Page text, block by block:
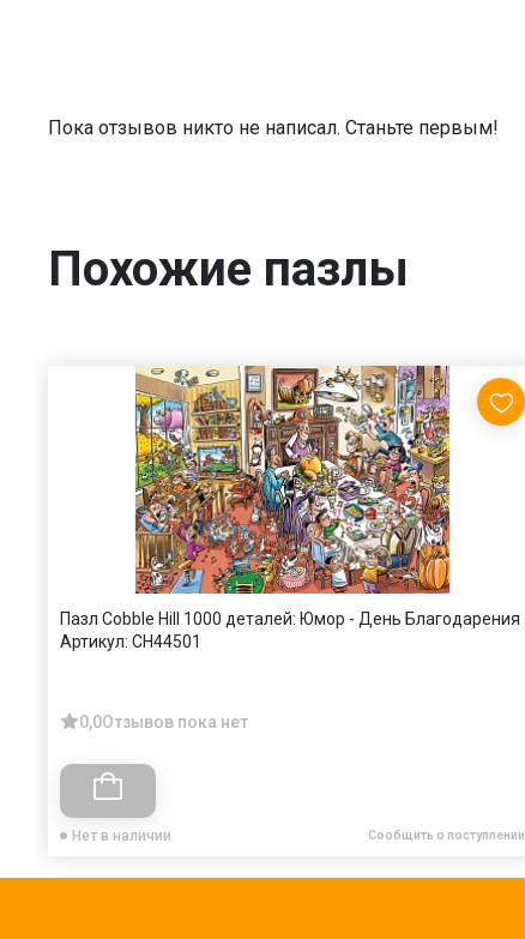
Пока отзывов никто не написал. Станьте первым!
Похожие пазлы
Пазл Cobble Hill 1000 деталей: Юмор - День Благодарения
Артикул: CH44501
0,0Отзывов пока нет
Нет в наличии Сообщить о поступлении